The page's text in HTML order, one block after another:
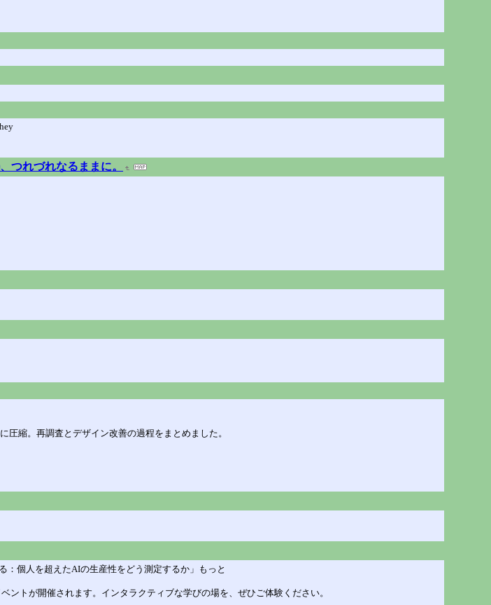
つれづれなるままに。
縮。再調査とデザイン改善の過程をまとめました。
個人を超えたAIの生産性をどう測定するか」もっと
ントが開催されます。インタラクティブな学びの場を、ぜひご体験ください。